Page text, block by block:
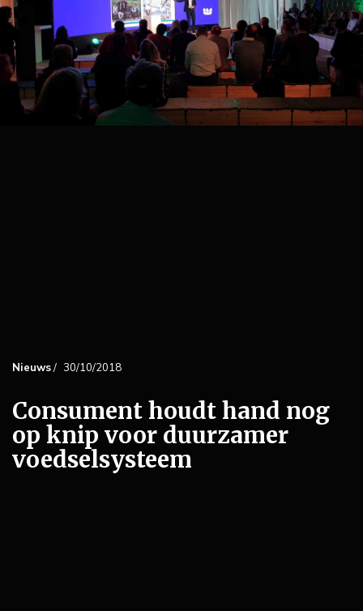
Nieuws/ 30/10/2018
Consument houdt hand nog
op knip voor duurzamer
voedselsysteem